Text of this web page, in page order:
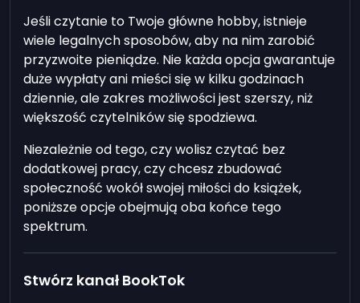
Jeśli czytanie to Twoje główne hobby, istnieje
wiele legalnych sposobów, aby na nim zarobić
przyzwoite pieniądze. Nie każda opcja gwarantuje
duże wypłaty ani mieści się w kilku godzinach
dziennie, ale zakres możliwości jest szerszy, niż
większość czytelników się spodziewa.
Niezależnie od tego, czy wolisz czytać bez
dodatkowej pracy, czy chcesz zbudować
społeczność wokół swojej miłości do książek,
poniższe opcje obejmują oba końce tego
spektrum.
Stwórz kanał BookTok